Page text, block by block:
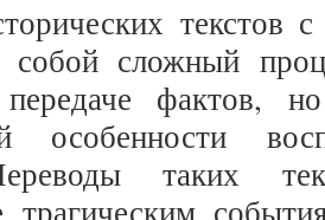
текстов
собой сложный
фактов,
особенности
таких